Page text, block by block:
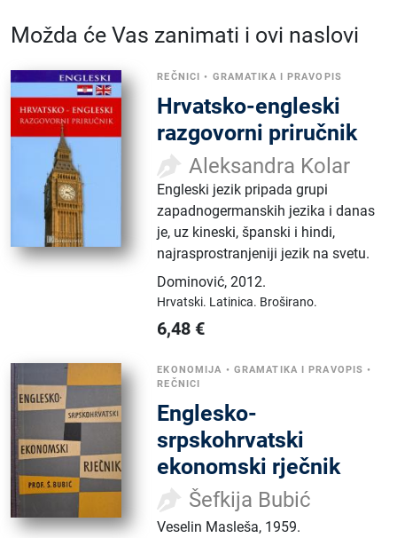
Možda će Vas zanimati i ovi naslovi
REČNICI • GRAMATIKA I PRAVOPIS
Hrvatsko-engleski
razgovorni priručnik
Aleksandra Kolar
Engleski jezik pripada grupi
zapadnogermanskih jezika i danas
je, uz kineski, španski i hindi,
najrasprostranjeniji jezik na svetu.
Dominović,2012.
Hrvatski. Latinica. Broširano.
6,48 €
EKONOMIJA • GRAMATIKA I PRAVOPIS •
REČNICI
Englesko-
srpskohrvatski
ekonomski rječnik
Šefkija Bubić
Veselin Masleša, 1959.